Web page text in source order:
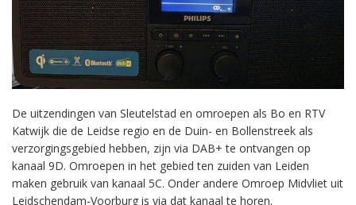
De uitzendingen van Sleutelstad en omroepen als Bo en RTV
Katwijk die de Leidse regio en de Duin- en Bollenstreek als
verzorgingsgebied hebben, zijn via DAB+ te ontvangen op
kanaal 9D. Omroepen in het gebied ten zuiden van Leiden
maken gebruik van kanaal 5C. Onder andere Omroep Midvliet uit
Leidschendam-Voorburg is via dat kanaal te horen.